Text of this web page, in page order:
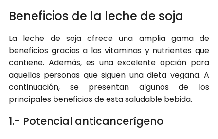
Beneficios de la leche de soja
La leche de soja ofrece una amplia gama de
beneficios gracias a las vitaminas y nutrientes que
contiene. Además, es una excelente opción para
aquellas personas que siguen una dieta vegana. A
continuación, se presentan algunos de los
principales beneficios de esta saludable bebida.
1.- Potencial anticancerígeno